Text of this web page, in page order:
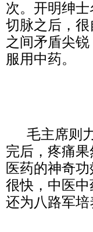
次。开明绅
切脉之后，
之间矛盾尖
服用中药。
毛主席则力
完后，疼痛
医药的神奇
很快，中医
还为八路军